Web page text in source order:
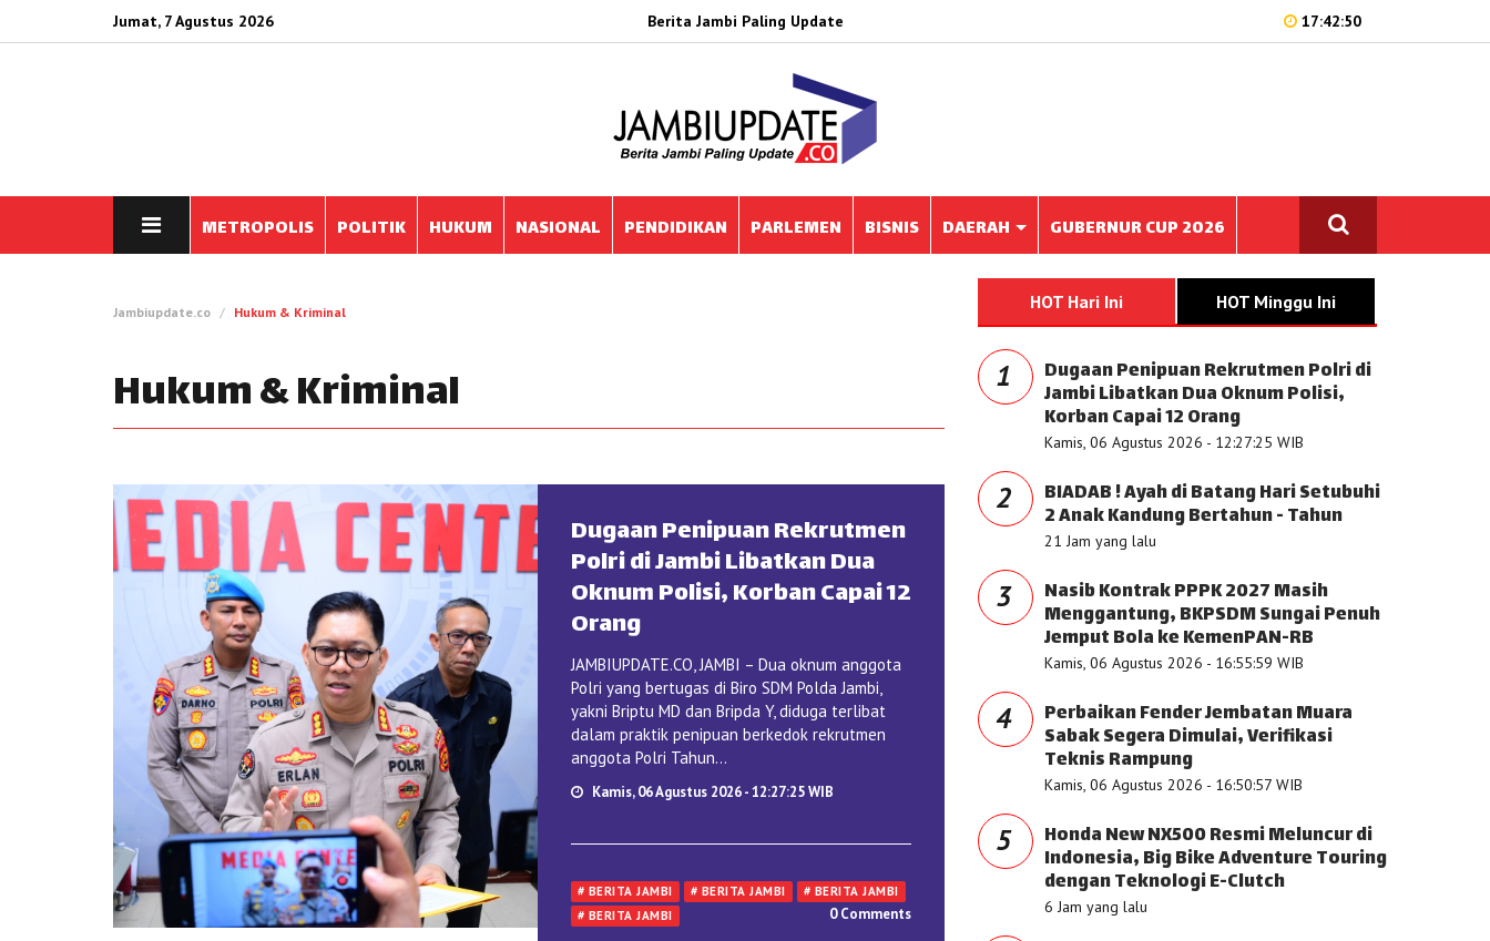
Jumat, 7 Agustus 2026 Berita Jambi Paling Update 17:42:50
METROPOLIS POLITIK HUKUM NASIONAL PENDIDIKAN PARLEMEN BISNIS DAERAH GUBERNUR CUP 2026
Jambiupdate.co Hukum & Kriminal
Hukum & Kriminal
Dugaan Penipuan Rekrutmen
Polri di Jambi Libatkan Dua
Oknum Polisi, Korban Capai 12
Orang
JAMBIUPDATE.CO, JAMBI – Dua oknum anggota
Polri yang bertugas di Biro SDM Polda Jambi,
yakni Briptu MD dan Bripda Y, diduga terlibat
dalam praktik penipuan berkedok rekrutmen
anggota Polri Tahun...
Kamis, 06 Agustus 2026 - 12:27:25 WIB
# BERITA JAMBI # BERITA JAMBI
# BERITA JAMBI
# BERITA JAMBI
0 Comments
HOT Hari Ini HOT Minggu Ini
1 Dugaan Penipuan Rekrutmen Polri di
Jambi Libatkan Dua Oknum Polisi,
Korban Capai 12 Orang
Kamis, 06 Agustus 2026 - 12:27:25 WIB
2 BIADAB ! Ayah di Batang Hari Setubuhi
2 Anak Kandung Bertahun - Tahun
21 Jam yang lalu
3 Nasib Kontrak PPPK 2027 Masih
Menggantung, BKPSDM Sungai Penuh
Jemput Bola ke KemenPAN-RB
Kamis, 06 Agustus 2026 - 16:55:59 WIB
4 Perbaikan Fender Jembatan Muara
Sabak Segera Dimulai, Verifikasi
Teknis Rampung
Kamis, 06 Agustus 2026 - 16:50:57 WIB
5 Honda New NX500 Resmi Meluncur di
Indonesia, Big Bike Adventure Touring
dengan Teknologi E-Clutch
6 Jam yang lalu